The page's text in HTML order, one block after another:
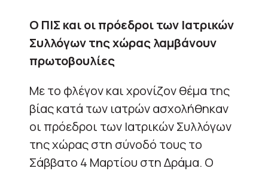
Ο ΠΙΣ και οι πρόεδροι των Ιατρικών
Συλλόγων της χώρας λαμβάνουν
πρωτοβουλίες
Με το φλέγον και χρονίζον θέμα της
βίας κατά των ιατρών ασχολήθηκαν
οι πρόεδροι των Ιατρικών Συλλόγων
της χώρας στη σύνοδό τους το
Σάββατο 4 Μαρτίου στη Δράμα. Ο